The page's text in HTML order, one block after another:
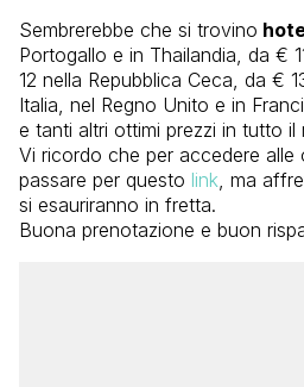
Sembrerebbe che si trovino
Portogallo e in Thailandia, da €
12 nella Repubblica Ceca, da €
Italia, nel Regno Unito e in
e tanti altri ottimi prezzi in tutto il
Vi ricordo che per accedere
passare per questo link, ma
si esauriranno in fretta.
Buona prenotazione e buon